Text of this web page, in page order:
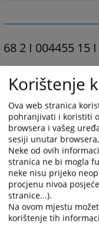
68 2 I 004455 15
Parlain, u ovršnom
Igmanska 1 Sarajevo koju
sada predsjednik uprave
djelatnica tražitelja ovrhe
bb, općina
odvjetnik iz
duga, v. sp. 575.456,13
drugom ročištu za prodaju
Prodaja će se izvršiti
godine u11,00
Ročište za prodaju
Odjeljenje suda u
Korištenje
Ova web stranica
pohranjivati i koristiti
browsera i vašeg
sesiji unutar
Neke od ovih
stranica ne bi mogla
neke nisu prijeko
procjenu nivoa
stranice...).
Na ovom mjestu
korištenje tih